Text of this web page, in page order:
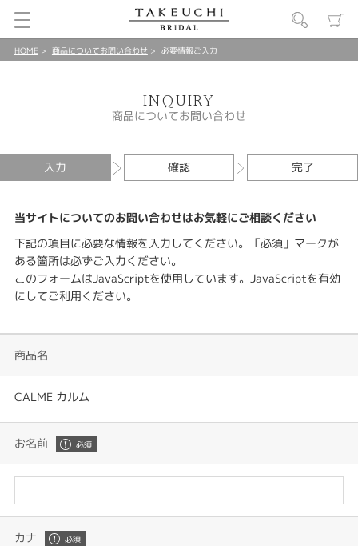
HOME 商品についてお問い合わせ 必要情報ご入力
INQUIRY
商品についてお問い合わせ
入力 確認 完了
当サイトについてのお問い合わせはお気軽にご相談ください
下記の項目に必要な情報を入力してください。「必須」マークが
ある箇所は必ずご入力ください。
このフォームはJavaScriptを使用しています。JavaScriptを有効
にしてご利用ください。
商品名
CALME カルム
お名前
カナ